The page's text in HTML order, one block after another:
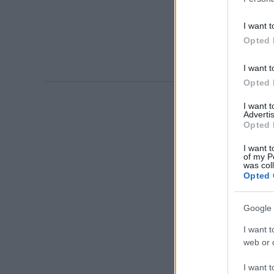
I want
Opted
I want
Opted
I want
Opted
I want
of my
was
Opted
Google
I want
web or
I want